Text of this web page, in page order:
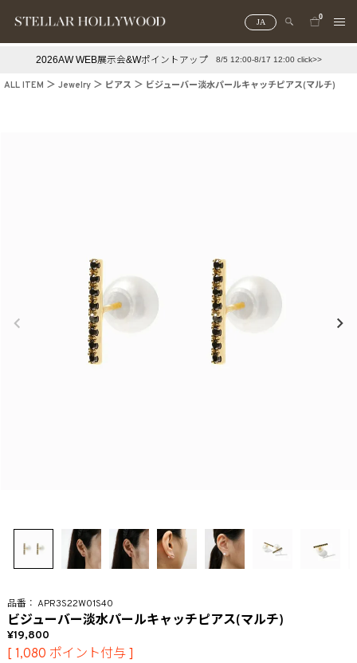
JA
0
2026AW WEB展示会&Wポイントアップ 8/5 12:00-8/17 12:00 click>>
ALL ITEM Jewelry ピアス ビジューバー淡水パールキャッチピアス(マルチ)
APR3S22W01S40
ビジューバー淡水パールキャッチピアス(マルチ)
19,800
[ 1,080 ポイント付与 ]